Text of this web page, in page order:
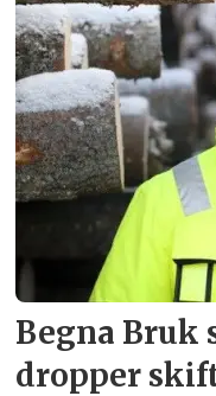
Begna Bruk
dropper